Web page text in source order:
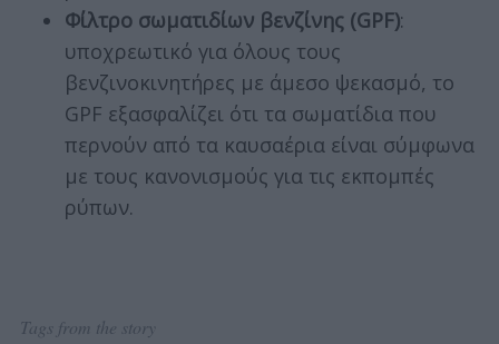
Φίλτρο σωματιδίων βενζίνης (GPF):
υποχρεωτικό για όλους τους
βενζινοκινητήρες με άμεσο ψεκασμό, το
GPF εξασφαλίζει ότι τα σωματίδια που
περνούν από τα καυσαέρια είναι σύμφωνα
με τους κανονισμούς για τις εκπομπές
ρύπων.
Tags from the story